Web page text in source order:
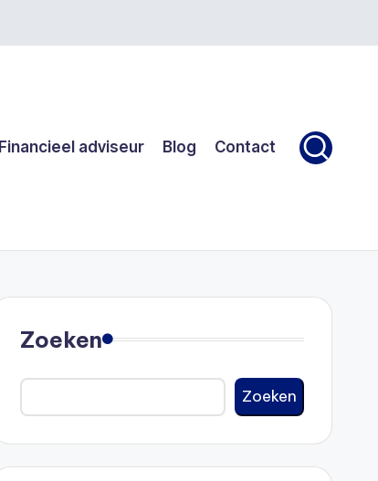
Financieel adviseur Blog Contact
Zoeken
Zoeken